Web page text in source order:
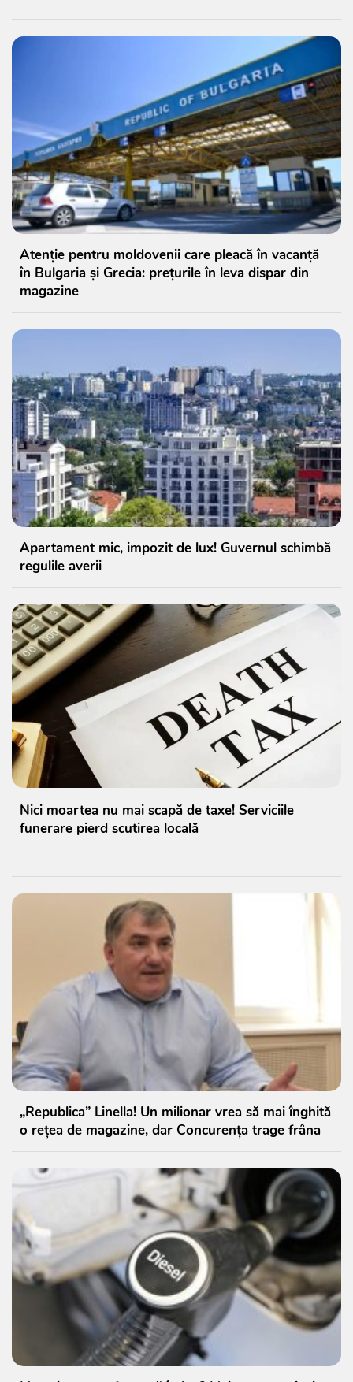
Atenție pentru moldovenii care pleacă în vacanță
în Bulgaria și Grecia: prețurile în leva dispar din
magazine
Apartament mic, impozit de lux! Guvernul schimbă
regulile averii
Nici moartea nu mai scapă de taxe! Serviciile
funerare pierd scutirea locală
„Republica” Linella! Un milionar vrea să mai înghită
o rețea de magazine, dar Concurența trage frâna